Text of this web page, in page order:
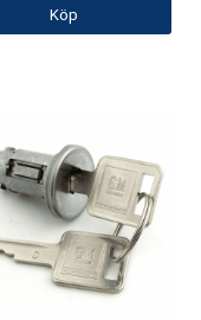
Köp